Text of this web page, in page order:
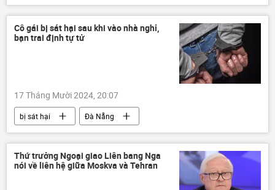
Nhật Bản Thế giới
thông tin
đường sắt
hợp tác công nghệ
Cô gái bị sát hại sau khi vào nhà nghỉ,
bạn trai định tự tử
17 Tháng Mười 2024, 20:07
bị sát hại
Đà Nẵng
Công an TP Đà Nẵng
Việt Nam
công an
Pháp luật tội phạm
Thứ trưởng Ngoại giao Liên bang Nga
nói về liên hệ giữa Moskva và Tehran